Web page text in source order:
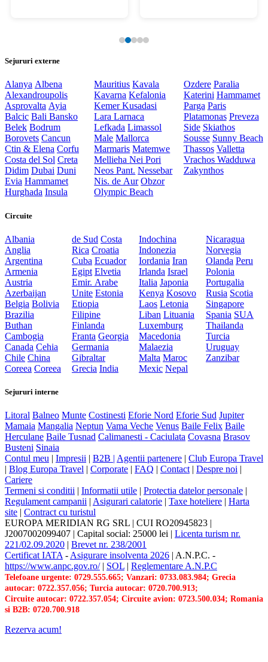
Sejururi externe
Alanya Albena
Alexandroupolis
Asprovalta Ayia
Balcic Bali Bansko
Belek Bodrum
Borovets Cancun
Ctin & Elena Corfu
Costa del Sol Creta
Didim Dubai Duni
Evia Hammamet
Hurghada Insula
Mauritius Kavala
Kavarna Kefalonia
KemerKusadasi
LaraLarnaca
Lefkada Limassol
Male Mallorca
Marmaris Matemwe
MelliehaNei Pori
Neos Pant. Nessebar
Nis. de Aur Obzor
Olympic Beach
Ozdere Paralia
Katerini Hammamet
Parga Paris
Platamonas Preveza
Side Skiathos
Sousse Sunny Beach
Thassos Valletta
Vrachos Wadduwa
Zakynthos
Circuite
Albania
Anglia
Argentina
Armenia
Austria
Azerbaijan
Belgia Bolivia
Brazilia
Buthan
Cambogia
Canada Cehia
Chile China
Coreea Coreea
de Sud Costa
Rica Croatia
Cuba Ecuador
Egipt Elvetia
Emir. Arabe
Unite Estonia
Etiopia
Filipine
Finlanda
Franta Georgia
Germania
Gibraltar
Grecia India
Indochina
Indonezia
Iordania Iran
Irlanda Israel
Italia Japonia
Kenya Kosovo
Laos Letonia
Liban Lituania
Luxemburg
Macedonia
Malaezia
Malta Maroc
Mexic Nepal
Nicaragua
Norvegia
Olanda Peru
Polonia
Portugalia
Rusia Scotia
Singapore
Spania SUA
Thailanda
Turcia
Uruguay
Zanzibar
Sejururi interne
Litoral Balneo Munte Costinesti Eforie Nord Eforie Sud Jupiter
Mamaia Mangalia Neptun Vama Veche Venus Baile Felix Baile
Herculane Baile Tusnad Calimanesti - Caciulata Covasna Brasov
Busteni Sinaia
Contul meu | Impresii | B2B | Agentii partenere | Club Europa Travel
| Blog Europa Travel | Corporate | FAQ | Contact | Despre noi |
Cariere
Termeni si conditii | Informatii utile | Protectia datelor personale |
Regulament campanii | Asigurari calatorie | Taxe hoteliere | Harta
site | Contract cu turistul
EUROPA MERIDIAN RG SRL | CUI RO20945823 |
J2007002099407 | Capital social: 25000 lei | Licenta turism nr.
221/02.09.2020 | Brevet nr. 238/2001
Certificat IATA - Asigurare insolventa 2026 | A.N.P.C. -
https://www.anpc.gov.ro/| SOL | Reglementare A.N.P.C
Telefoane urgente: 0729.555.665; Vanzari: 0733.083.984; Grecia
autocar: 0722.357.056; Turcia autocar: 0720.700.913;
Circuite autocar: 0722.357.054; Circuite avion: 0723.500.034; Romania
si B2B: 0720.700.918
Rezerva acum!